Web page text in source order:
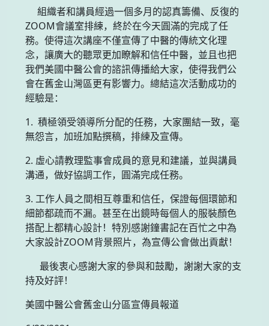
組織者和講員經過一個多月的認真籌備、反復的
ZOOM會議室排練，終於在今天圓滿的完成了任
務。使得這次講座不僅宣傳了中醫的傳統文化理
念，讓廣大的聽眾更加瞭解和信任中醫，並且也把
我們美國中醫公會的諮訊傳播給大家，使得我們公
會在舊金山灣區更有影響力。總結這次活動成功的
經驗是：
1. 積極領受領導所分配的任務，大家團結一致，毫
無怨言，加班加點撰稿，排練及宣傳。
2. 虛心請教理監事會成員的意見和建議，並與講員
溝通，做好協調工作，圓滿完成任務。
3. 工作人員之間相互尊重和信任，保證每個環節和
細節都疏而不漏。甚至在出鏡時每個人的服裝顏色
搭配上都精心設計！特別感謝鐘書記在百忙之中為
大家設計ZOOM背景照片，為宣傳公會做出貢獻！
最後衷心感謝大家的參與和鼓勵，謝謝大家的支
持及好評！
美國中醫公會舊金山分區宣傳員報道